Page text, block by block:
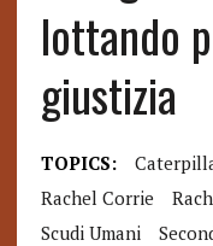
lottando
giustizia
TOPICS:
Rachel Corrie
Scudi Umani